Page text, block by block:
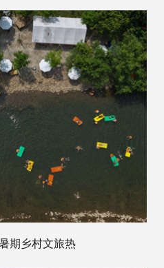
期乡村文旅热